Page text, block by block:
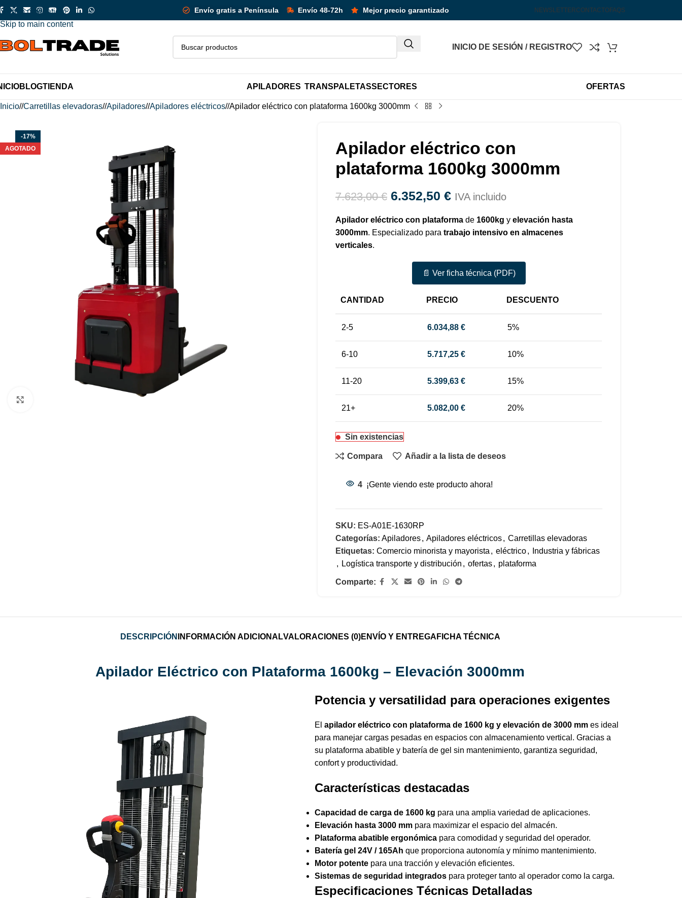
Skip to navigation
Skip to main content
¡Descuentos adicionales en unidades y packs!
Envío gratis a Península Envío 48-72h Mejor precio garantizado NEWSLETTERCONTACTOFAQS
INICIO DE SESIÓN / REGISTRO
BLOGTIENDA APILADORES TRANSPALETASSECTORES OFERTAS
Inicio/ Carretillas elevadoras/ Apiladores/ Apiladores eléctricos/ Apilador eléctrico con plataforma 1600kg 3000mm
-17%
AGOTADO
Apilador eléctrico con
plataforma 1600kg 3000mm
7.623,00€ 6.352,50 € IVA incluido
Apilador eléctrico con plataformade 1600kg y elevación hasta
3000mm. Especializado para trabajo intensivo en almacenes
verticales.
📄 Ver ficha técnica (PDF)
CANTIDAD PRECIO DESCUENTO
2-5 6.034,88 € 5%
6-10 5.717,25 € 10%
11-20 5.399,63 € 15%
21+ 5.082,00 € 20%
Sin existencias
Compara Añadir a la lista de deseos
4 ¡Gente viendo este producto ahora!
SKU: ES-A01E-1630RP
Categorías: Apiladores, Apiladores eléctricos, Carretillas elevadoras
Etiquetas: Comercio minorista y mayorista , eléctrico,
Industria y fábricas
, Logística transporte y distribución , ofertas, plataforma
Comparte:
DESCRIPCIÓN INFORMACIÓN ADICIONALVALORACIONES (0)ENVÍO Y ENTREGA FICHA TÉCNICA
Apilador Eléctrico con Plataforma 1600kg – Elevación 3000mm
Potencia y versatilidad para operaciones exigentes
El apilador eléctrico con plataforma de 1600 kg y elevación de 3000 mm es ideal
para manejar cargas pesadas en espacios con almacenamiento vertical. Gracias a
su plataforma abatible y batería de gel sin mantenimiento, garantiza seguridad,
confort y productividad.
Características destacadas
Capacidad de carga de 1600 kg para una amplia variedad de aplicaciones.
Elevación hasta 3000 mm para maximizar el espacio del almacén.
Plataforma abatible ergonómica para comodidad y seguridad del operador.
Batería gel 24V / 165Ah que proporciona autonomía y mínimo mantenimiento.
Motor potente para una tracción y elevación eficientes.
Sistemas de seguridad integrados para proteger tanto al operador como la carga.
Especificaciones Técnicas Detalladas